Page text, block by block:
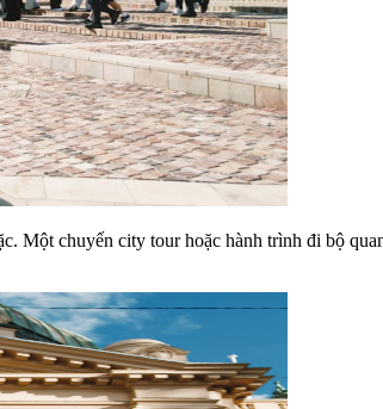
Một chuyến city tour hoặc hành trình đi bộ